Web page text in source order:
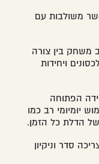
משולבות עם
משחק בין צורה
ויחידות
הפתוחה
יומיומי רב כמו
הדלת כל הזמן.
סדר וניקיון